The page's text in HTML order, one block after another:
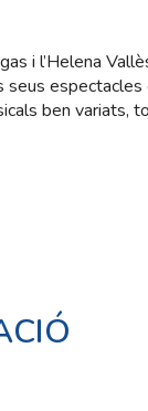
i l’Helena
seus
ben variats,